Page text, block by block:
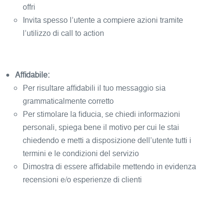
offri
Invita spesso l’utente a compiere azioni tramite
l’utilizzo di call to action
Affidabile:
Per risultare affidabili il tuo messaggio sia
grammaticalmente corretto
Per stimolare la fiducia, se chiedi informazioni
personali, spiega bene il motivo per cui le stai
chiedendo e metti a disposizione dell’utente tutti i
termini e le condizioni del servizio
Dimostra di essere affidabile mettendo in evidenza
recensioni e/o esperienze di clienti